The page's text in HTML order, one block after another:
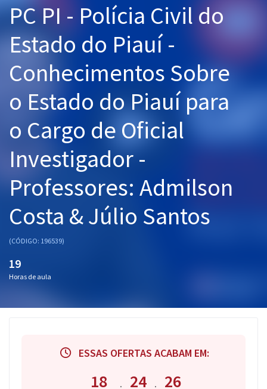
Cursos 20% OFF
Pós
Graduação
OAB
Questões grátis
Conteúdo gratuito
Aprovados
PC PI - Polícia Civil do
Estado do Piauí -
Conhecimentos Sobre
o Estado do Piauí para
o Cargo de Oficial
Investigador -
Professores: Admilson
Costa & Júlio Santos
(CÓDIGO: 196539)
19
Horas de aula
ESSAS OFERTAS ACABAM EM:
18 24 26